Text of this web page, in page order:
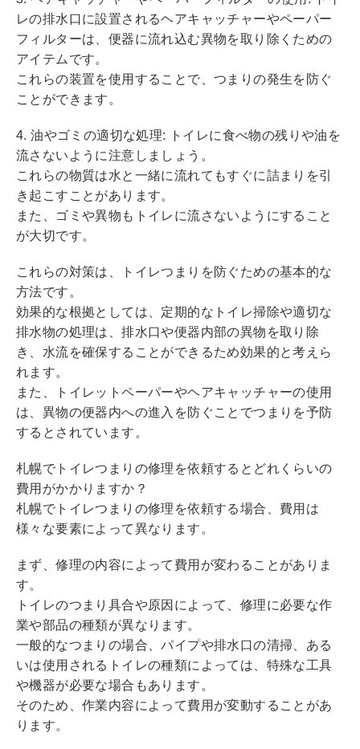
レの排水口に設置されるヘアキャッチャーやペーパー
フィルターは、便器に流れ込む異物を取り除くための
アイテムです。
これらの装置を使用することで、つまりの発生を防ぐ
ことができます。
4. 油やゴミの適切な処理: トイレに食べ物の残りや油を
流さないように注意しましょう。
これらの物質は水と一緒に流れてもすぐに詰まりを引
き起こすことがあります。
また、ゴミや異物もトイレに流さないようにすること
が大切です。
これらの対策は、トイレつまりを防ぐための基本的な
方法です。
効果的な根拠としては、定期的なトイレ掃除や適切な
排水物の処理は、排水口や便器内部の異物を取り除
き、水流を確保することができるため効果的と考えら
れます。
また、トイレットペーパーやヘアキャッチャーの使用
は、異物の便器内への進入を防ぐことでつまりを予防
するとされています。
札幌でトイレつまりの修理を依頼するとどれくらいの
費用がかかりますか？
札幌でトイレつまりの修理を依頼する場合、費用は
様々な要素によって異なります。
まず、修理の内容によって費用が変わることがありま
す。
トイレのつまり具合や原因によって、修理に必要な作
業や部品の種類が異なります。
一般的なつまりの場合、パイプや排水口の清掃、ある
いは使用されるトイレの種類によっては、特殊な工具
や機器が必要な場合もあります。
そのため、作業内容によって費用が変動することがあ
ります。